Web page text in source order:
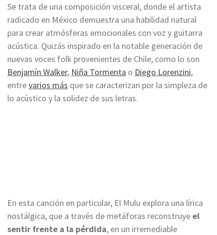
Se trata de una composición visceral, donde el artista
radicado en México demuestra una habilidad natural
para crear atmósferas emocionales con voz y guitarra
acústica. Quizás inspirado en la notable generación de
nuevas voces folk provenientes de Chile, como lo son
Benjamín Walker, Niña Tormenta o Diego Lorenzini,
entrevarios más que se caracterizan por la simpleza de
lo acústico y la solidez de sus letras.
En esta canción en particular, El Mulu explora una lírica
nostálgica, que a través de metáforas reconstruye el
sentir frente a la pérdida, en un irremediable